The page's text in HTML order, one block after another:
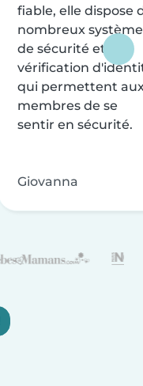
fiable, elle dispose
nombreux
de sécurité et de
vérification
qui permettent
membres de se
sentir en sécurité.
Giovanna